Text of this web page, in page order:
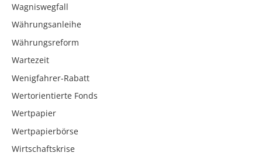
Wagniswegfall
Währungsanleihe
Währungsreform
Wartezeit
Wenigfahrer-Rabatt
Wertorientierte Fonds
Wertpapier
Wertpapierbörse
Wirtschaftskrise